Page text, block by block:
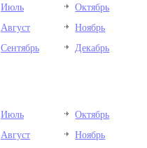
Июль
Август
Сентябрь
Октябрь
Ноябрь
Декабрь
Июль
Август
Октябрь
Ноябрь